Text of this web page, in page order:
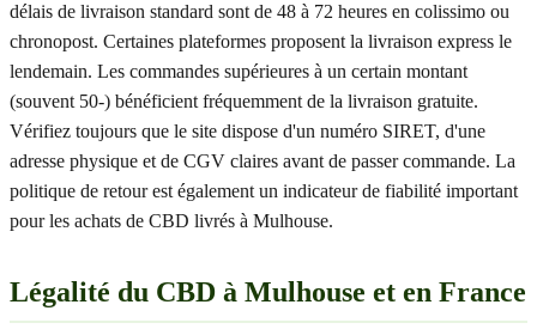
délais de livraison standard sont de 48 à 72 heures en colissimo ou
chronopost. Certaines plateformes proposent la livraison express le
lendemain. Les commandes supérieures à un certain montant
(souvent 50-) bénéficient fréquemment de la livraison gratuite.
Vérifiez toujours que le site dispose d'un numéro SIRET, d'une
adresse physique et de CGV claires avant de passer commande. La
politique de retour est également un indicateur de fiabilité important
pour les achats de CBD livrés à Mulhouse.
Légalité du CBD à Mulhouse et en France